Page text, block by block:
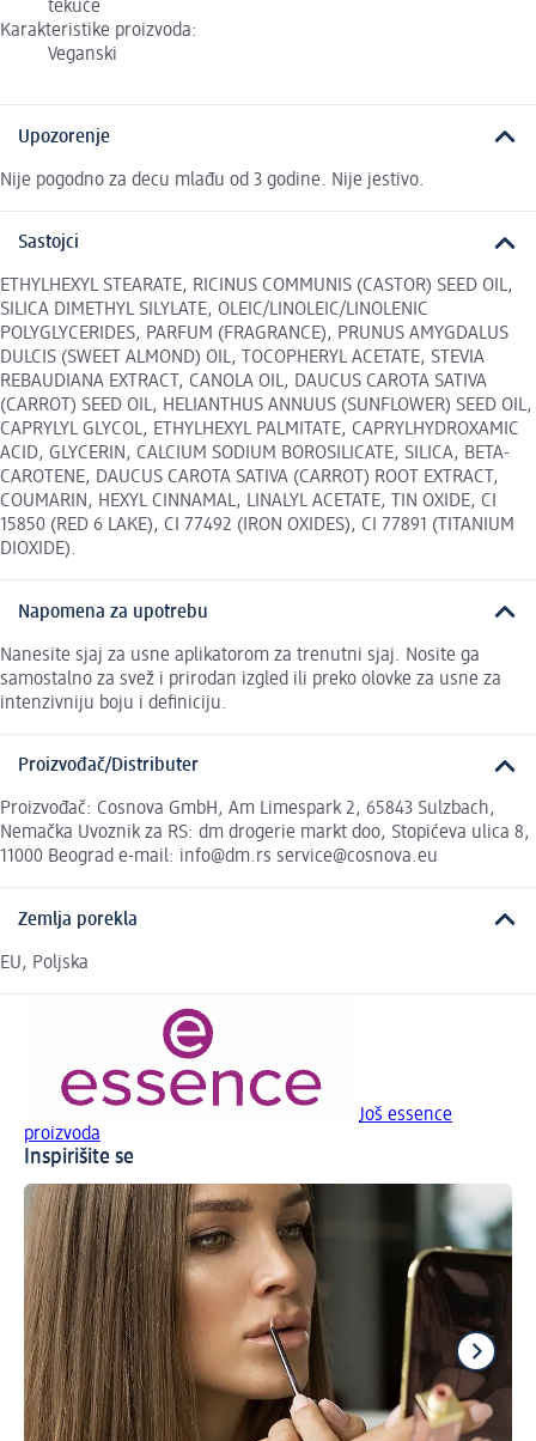
tekuće
Karakteristike proizvoda:
Veganski
Upozorenje
Nije pogodno za decu mlađu od 3 godine. Nije jestivo.
Sastojci
ETHYLHEXYL STEARATE, RICINUS COMMUNIS (CASTOR) SEED OIL,
SILICA DIMETHYL SILYLATE, OLEIC/LINOLEIC/LINOLENIC
POLYGLYCERIDES, PARFUM (FRAGRANCE), PRUNUS AMYGDALUS
DULCIS (SWEET ALMOND) OIL, TOCOPHERYL ACETATE, STEVIA
REBAUDIANA EXTRACT, CANOLA OIL, DAUCUS CAROTA SATIVA
(CARROT) SEED OIL, HELIANTHUS ANNUUS (SUNFLOWER) SEED OIL,
CAPRYLYL GLYCOL, ETHYLHEXYL PALMITATE, CAPRYLHYDROXAMIC
ACID, GLYCERIN, CALCIUM SODIUM BOROSILICATE, SILICA, BETA-
CAROTENE, DAUCUS CAROTA SATIVA (CARROT) ROOT EXTRACT,
COUMARIN, HEXYL CINNAMAL, LINALYL ACETATE, TIN OXIDE, CI
15850 (RED 6 LAKE), CI 77492 (IRON OXIDES), CI 77891 (TITANIUM
DIOXIDE).
Napomena za upotrebu
Nanesite sjaj za usne aplikatorom za trenutni sjaj. Nosite ga
samostalno za svež i prirodan izgled ili preko olovke za usne za
intenzivniju boju i definiciju.
Proizvođač/Distributer
Proizvođač: Cosnova GmbH, Am Limespark 2, 65843 Sulzbach,
Nemačka Uvoznik za RS: dm drogerie markt doo, Stopićeva ulica 8,
11000 Beograd e-mail: info@dm.rs service@cosnova.eu
Zemlja porekla
EU, Poljska
Još essence
proizvoda
Inspirišite se